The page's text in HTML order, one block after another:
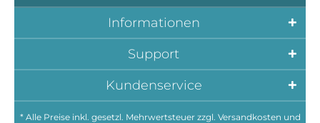
Kundenservice
Support
Informationen
* Alle Preise inkl. gesetzl. Mehrwertsteuer zzgl. Versandkosten und